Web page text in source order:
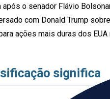
o senador Flávio
com Donald Trump
ações mais duras dos
significa